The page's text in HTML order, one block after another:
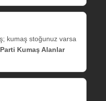
kumaş stoğunuz varsa
Parti Kumaş Alanlar